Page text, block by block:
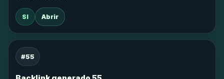
SI Abrir
#55